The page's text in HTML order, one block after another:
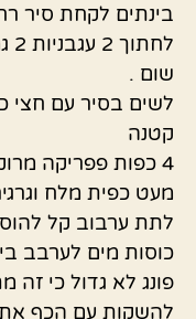
בינתים לקחת סיר
שום .
לשים בסיר עם חצי
קטנה
4 כפות פפריקה
מעט כפית מלח
כוסות מים לערבב
פונג לא גדול כי
להשקות עם הכף